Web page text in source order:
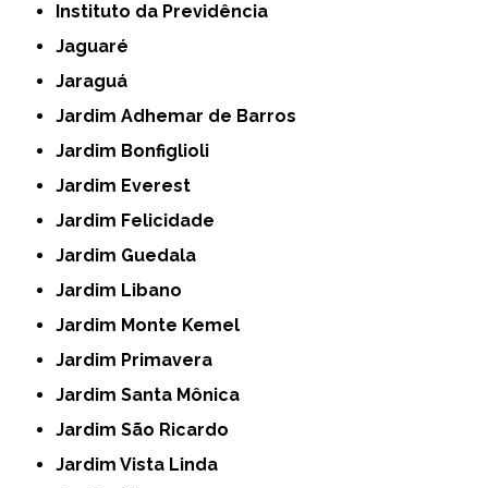
Instituto da Previdência
Jaguaré
Jaraguá
Jardim Adhemar de Barros
Jardim Bonfiglioli
Jardim Everest
Jardim Felicidade
Jardim Guedala
Jardim Libano
Jardim Monte Kemel
Jardim Primavera
Jardim Santa Mônica
Jardim São Ricardo
Jardim Vista Linda